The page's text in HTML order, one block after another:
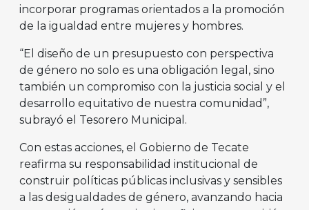
incorporar programas orientados a la promoción
de la igualdad entre mujeres y hombres.
“El diseño de un presupuesto con perspectiva
de género no solo es una obligación legal, sino
también un compromiso con la justicia social y el
desarrollo equitativo de nuestra comunidad”,
subrayó el Tesorero Municipal.
Con estas acciones, el Gobierno de Tecate
reafirma su responsabilidad institucional de
construir políticas públicas inclusivas y sensibles
a las desigualdades de género, avanzando hacia